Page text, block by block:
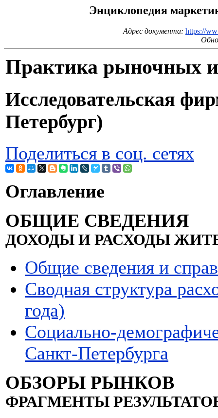
Энциклопедия
Адрес документа: https://
Практика рыночных
Исследовательская
Петербург)
Поделиться в соц. сетях
Оглавление
ОБЩИЕ СВЕДЕНИЯ
ДОХОДЫ И РАСХОДЫ
Общие сведения и
Сводная структура
года)
Социально-
Санкт-Петербурга
ОБЗОРЫ РЫНКОВ
ФРАГМЕНТЫ